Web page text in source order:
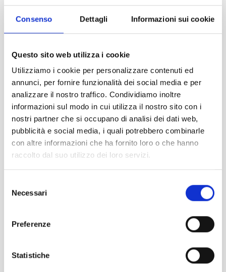
Consenso Dettagli Informazioni sui cookie
Questo sito web utilizza i cookie
Utilizziamo i cookie per personalizzare contenuti ed
annunci, per fornire funzionalità dei social media e per
analizzare il nostro traffico. Condividiamo inoltre
informazioni sul modo in cui utilizza il nostro sito con i
nostri partner che si occupano di analisi dei dati web,
pubblicità e social media, i quali potrebbero combinarle
con altre informazioni che ha fornito loro o che hanno
raccolto dal suo utilizzo dei loro servizi.
delNecessari
Preferenze
Statistiche
SPA, WELLNESS AND HAIR STYLIST
FIND OUT MORE
SURROUNDINGS